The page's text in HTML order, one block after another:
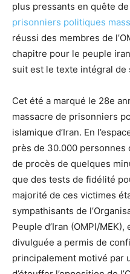
plus pressants en quête
prisonniers politiques
réussi des membres de
chapitre pour le peuple
suit est le texte intégral de
Cet été a marqué le 28e
massacre de prisonniers
islamique d’Iran. En
près de 30.000 personnes
de procès de quelques
que des tests de fidélité
majorité de ces victimes
sympathisants de
Peuple d’Iran (OMPI/
divulguée a permis de
principalement motivé par